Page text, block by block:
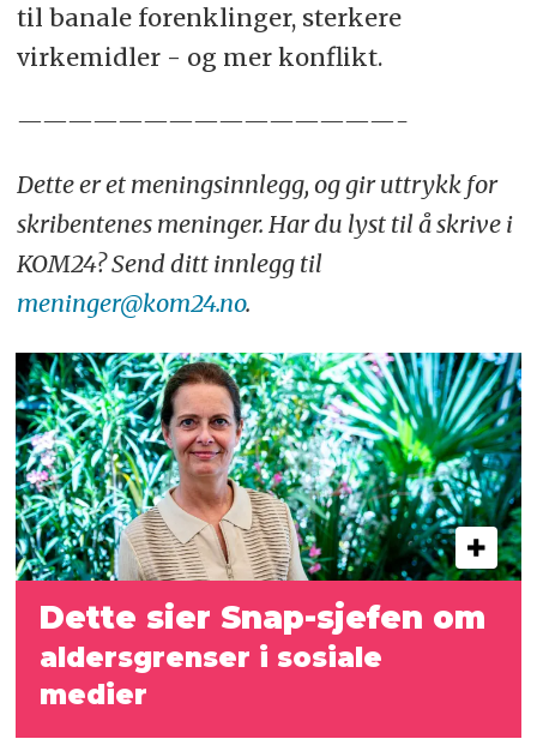
til banale forenklinger, sterkere
virkemidler - og mer konflikt.
———————————————-
Dette er et meningsinnlegg, og gir uttrykk for
skribentenes meninger. Har du lyst til å skrive i
KOM24? Send ditt innlegg til
meninger@kom24.no.
Dette sier Snap-sjefen om
aldersgrenser i sosiale
medier